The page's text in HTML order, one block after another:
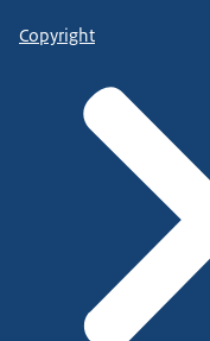
Copyright